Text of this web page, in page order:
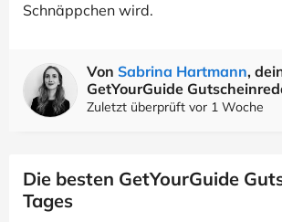
Schnäppchen wird.
Von Sabrina Hartmann,
GetYourGuide
Zuletzt überprüft vor 1 Woche
Die besten GetYourGuide
Tages